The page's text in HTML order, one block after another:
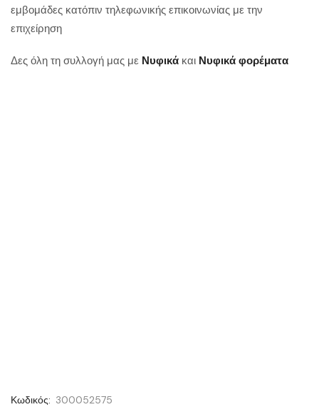
εμβομάδες κατόπιν τηλεφωνικής επικοινωνίας με την
επιχείρηση
Δες όλη τη συλλογή μας με Νυφικά και Νυφικά φορέματα
Κωδικός: 300052575